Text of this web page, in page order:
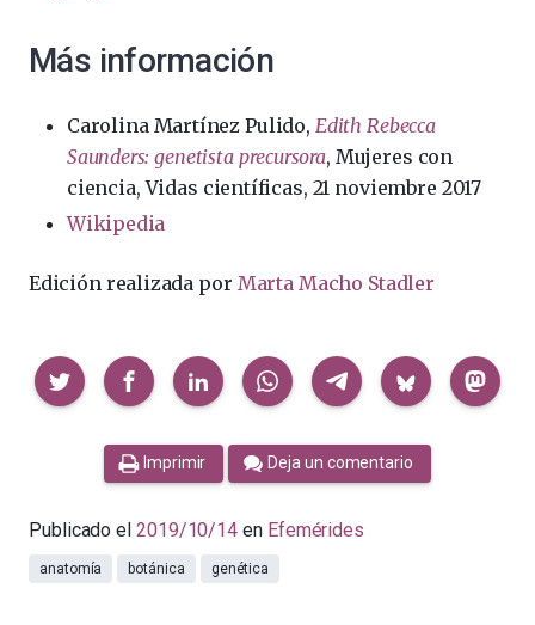
Más información
Carolina Martínez Pulido, Edith Rebecca
Saunders: genetista precursora, Mujeres con
ciencia, Vidas científicas, 21 noviembre 2017
Wikipedia
Edición realizada por Marta Macho Stadler
Compartir
Imprimir Deja un comentario
Publicado el 2019/10/14 en Efemérides
anatomía botánica genética